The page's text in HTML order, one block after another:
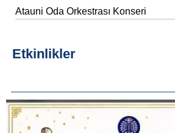
Atauni Oda Orkestrası Konseri
Etkinlikler